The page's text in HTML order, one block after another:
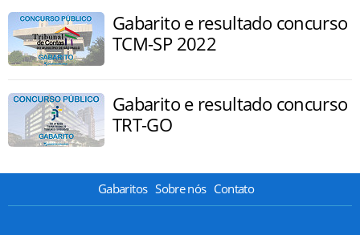
Gabarito e resultado concurso
TCM-SP 2022
Gabarito e resultado concurso
TRT-GO
Gabaritos Sobre nós Contato